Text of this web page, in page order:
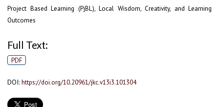
Project Based Learning (PjBL), Local Wisdom, Creativity, and Learning
Outcomes
Full Text:
PDF
DOI: https://doi.org/10.20961/jkc.v13i3.101304